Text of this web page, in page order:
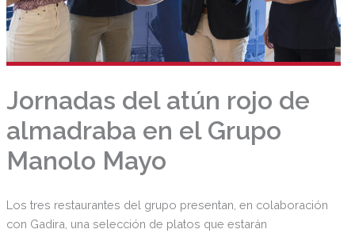
Jornadas del atún rojo de
almadraba en el Grupo
Manolo Mayo
Los tres restaurantes del grupo presentan, en colaboración
con Gadira, una selección de platos que estarán